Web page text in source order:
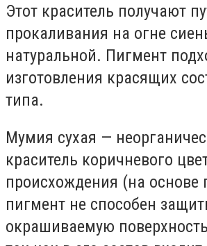
Этот краситель получают
прокаливания на огне
натуральной. Пигмент
изготовления красящих
типа.
Мумия сухая —
краситель коричневого
происхождения (на основе
пигмент не способен
окрашиваемую